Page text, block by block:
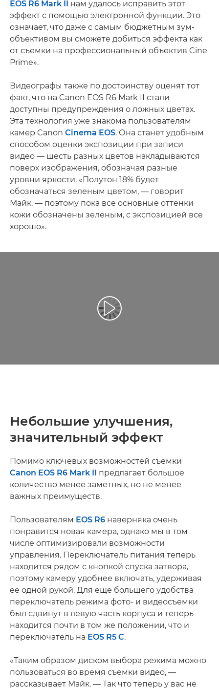
EOS R6 Mark II
нам удалось исправить этот
эффект с помощью электронной функции. Это
означает, что даже с самым бюджетным зум-
объективом вы сможете добиться эффекта как
от съемки на профессиональный объектив Cine
Prime».
Видеографы также по достоинству оценят тот
факт, что на Canon EOS R6 Mark II стали
доступны предупреждения о ложных цветах.
Эта технология уже знакома пользователям
камер Canon Cinema EOS. Она станет удобным
способом оценки экспозиции при записи
видео — шесть разных цветов накладываются
поверх изображения, обозначая разные
уровни яркости. «Полутон 18% будет
обозначаться зеленым цветом, — говорит
Майк, — поэтому пока все основные оттенки
кожи обозначены зеленым, с экспозицией все
хорошо».
Воспроизведение видео
Небольшие улучшения,
значительный эффект
Помимо ключевых возможностей съемки
Canon EOS R6 Mark II предлагает большое
количество менее заметных, но не менее
важных преимуществ.
Пользователям EOS R6 наверняка очень
понравится новая камера, однако мы в том
числе оптимизировали возможности
управления. Переключатель питания теперь
находится рядом с кнопкой спуска затвора,
поэтому камеру удобнее включать, удерживая
ее одной рукой. Для еще большего удобства
переключатель режима фото- и видеосъемки
был сдвинут в левую часть корпуса и теперь
находится почти в том же положении, что и
переключатель на EOS R5 C.
«Таким образом диском выбора режима можно
пользоваться во время съемки видео, —
рассказывает Майк. — Так что теперь у вас не